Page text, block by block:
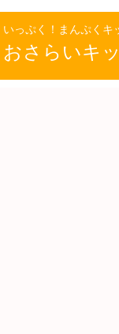
いっぷく！まんぷくキ
おさらいキ